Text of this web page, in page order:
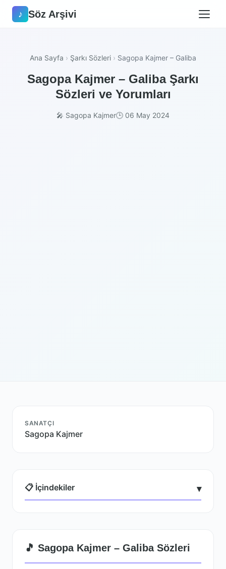
♪ Söz Arşivi
Ana Sayfa › Şarkı Sözleri › Sagopa Kajmer – Galiba
Sagopa Kajmer – Galiba Şarkı
Sözleri ve Yorumları
🎤 Sagopa Kajmer🕒 06 May 2024
SANATÇI
Sagopa Kajmer
📋 İçindekiler ▾
🎵 Sagopa Kajmer – Galiba Sözleri